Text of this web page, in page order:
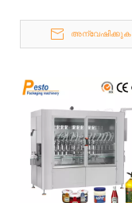
അന്വേഷിക്കുക